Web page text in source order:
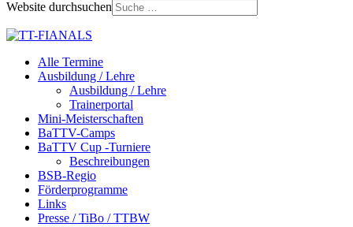
Website durchsuchen
Alle Termine
Ausbildung / Lehre
Ausbildung / Lehre
Trainerportal
Mini-Meisterschaften
BaTTV-Camps
BaTTV Cup -Turniere
Beschreibungen
BSB-Regio
Förderprogramme
Links
Presse / TiBo / TTBW